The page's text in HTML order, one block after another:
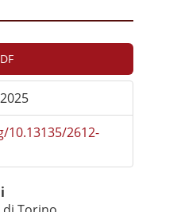
2612-